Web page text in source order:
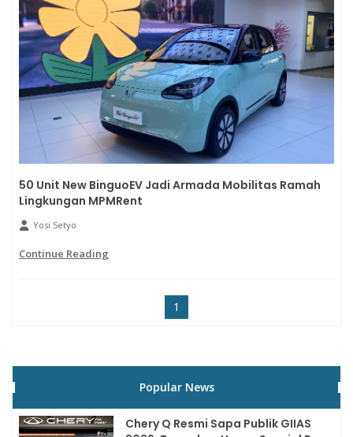
50 Unit New BinguoEV Jadi Armada Mobilitas Ramah
Lingkungan MPMRent
Yosi Setyo
Continue Reading
1
Popular News
Chery Q Resmi Sapa Publik GIIAS